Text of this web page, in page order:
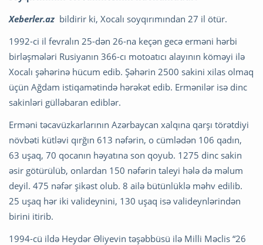
Xeberler.az bildirir ki, Xocalı soyqırımından 27 il ötür.
1992-ci il fevralın 25-dən 26-na keçən gecə erməni hərbi
birləşmələri Rusiyanın 366-cı motoatıcı alayının köməyi ilə
Xocalı şəhərinə hücum edib. Şəhərin 2500 sakini xilas olmaq
üçün Ağdam istiqamətində hərəkət edib. Ermənilər isə dinc
sakinləri gülləbaran ediblər.
Erməni təcavüzkarlarının Azərbaycan xalqına qarşı törətdiyi
növbəti kütləvi qırğın 613 nəfərin, o cümlədən 106 qadın,
63 uşaq, 70 qocanın həyatına son qoyub. 1275 dinc sakin
əsir götürülüb, onlardan 150 nəfərin taleyi hələ də məlum
deyil. 475 nəfər şikəst olub. 8 ailə bütünlüklə məhv edilib.
25 uşaq hər iki valideynini, 130 uşaq isə valideynlərindən
birini itirib.
1994-cü ildə Heydər Əliyevin təşəbbüsü ilə Milli Məclis “26